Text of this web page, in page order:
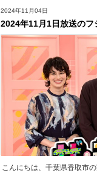
2024年11月04日
2024年11月1日放送の
こんにちは、千葉県香取市